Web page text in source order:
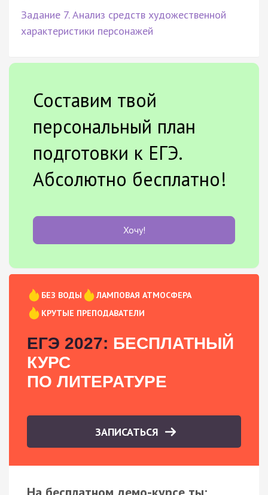
Задание 7. Анализ средств художественной
характеристики персонажей
Составим твой
персональный план
подготовки к ЕГЭ.
Абсолютно бесплатно!
Хочу!
БЕЗ ВОДЫ
ЛАМПОВАЯ АТМОСФЕРА
КРУТЫЕ ПРЕПОДАВАТЕЛИ
ЕГЭ 2027: БЕСПЛАТНЫЙ
КУРС
ПО ЛИТЕРАТУРЕ
ЗАПИСАТЬСЯ